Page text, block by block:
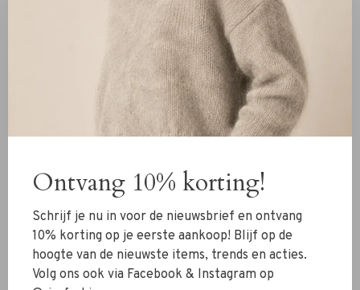
Bij maat 36 (het model is 1.82 m en draagt maat 38)
Mouwloos
Valt klein
Ontvang 10% korting!
Schrijf je nu in voor de nieuwsbrief en ontvang
10% korting op je eerste aankoop! Blijf op de
hoogte van de nieuwste items, trends en acties.
Volg ons ook via Facebook & Instagram op